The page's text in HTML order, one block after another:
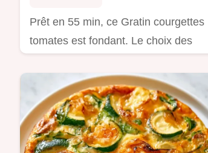
Prêt en 55 min, ce Gratin courgettes
tomates est fondant. Le choix des